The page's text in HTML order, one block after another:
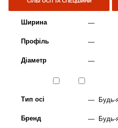
Ширина
Профіль
Діаметр
Тип осі
Бренд